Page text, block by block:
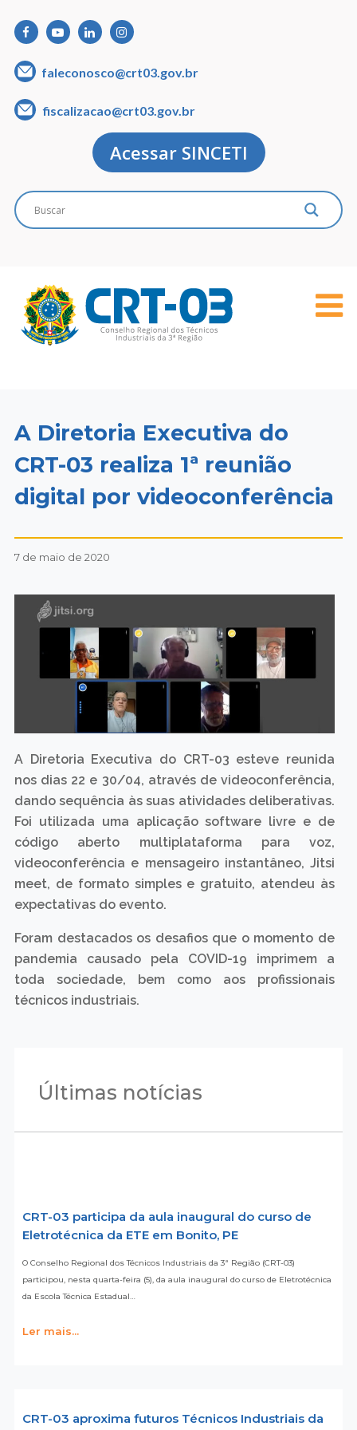
faleconosco@crt03.gov.br
fiscalizacao@crt03.gov.br
Acessar SINCETI
A Diretoria Executiva do
CRT-03 realiza 1ª reunião
digital por videoconferência
7 de maio de 2020
A Diretoria Executiva do CRT-03 esteve reunida
nos dias 22 e 30/04, através de videoconferência,
dando sequência às suas atividades deliberativas.
Foi utilizada uma aplicação software livre e de
código aberto multiplataforma para voz,
videoconferência e mensageiro instantâneo, Jitsi
meet, de formato simples e gratuito, atendeu às
expectativas do evento.
Foram destacados os desafios que o momento de
pandemia causado pela COVID-19 imprimem a
toda sociedade, bem como aos profissionais
técnicos industriais.
Últimas notícias
CRT-03 participa da aula inaugural do curso de
Eletrotécnica da ETE em Bonito, PE
O Conselho Regional dos Técnicos Industriais da 3ª Região (CRT-03)
participou, nesta quarta-feira (5), da aula inaugural do curso de Eletrotécnica
da Escola Técnica Estadual…
Ler mais...
CRT-03 aproxima futuros Técnicos Industriais da